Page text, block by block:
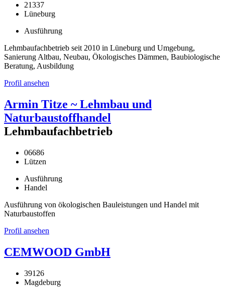
21337
Lüneburg
Ausführung
Lehmbaufachbetrieb seit 2010 in Lüneburg und Umgebung,
Sanierung Altbau, Neubau, Ökologisches Dämmen, Baubiologische
Beratung, Ausbildung
Profil ansehen
Armin Titze ~ Lehmbau und
Naturbaustoffhandel
Lehmbaufachbetrieb
06686
Lützen
Ausführung
Handel
Ausführung von ökologischen Bauleistungen und Handel mit
Naturbaustoffen
Profil ansehen
CEMWOOD GmbH
39126
Magdeburg